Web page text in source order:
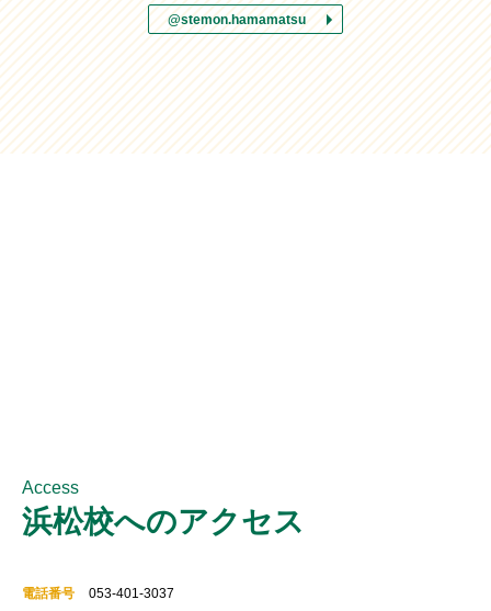
@stemon.hamamatsu
Access
浜松校へのアクセス
電話番号
053-401-3037